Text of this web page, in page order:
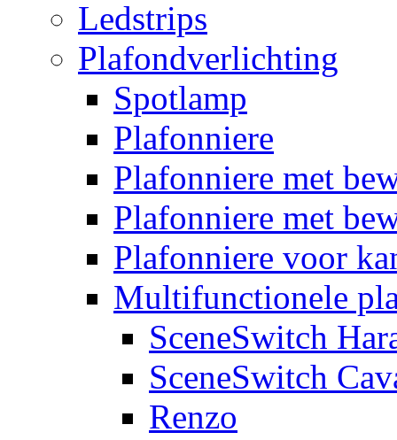
Ledstrips
Plafondverlichting
Spotlamp
Plafonniere
Plafonniere met
Plafonniere met
Plafonniere voor
Multifunctionele
SceneSwitch
SceneSwitch
Renzo